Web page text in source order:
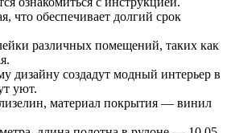
что обеспечивает долгий срок
различных помещений, таких как
дизайну создадут модный интерьер в
уют.
материал покрытия — винил